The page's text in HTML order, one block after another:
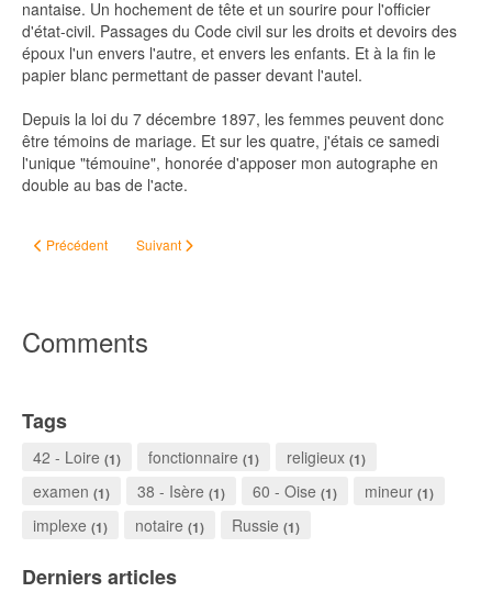
nantaise. Un hochement de tête et un sourire pour l'officier
d'état-civil. Passages du Code civil sur les droits et devoirs des
époux l'un envers l'autre, et envers les enfants. Et à la fin le
papier blanc permettant de passer devant l'autel.
Depuis la loi du 7 décembre 1897, les femmes peuvent donc
être témoins de mariage. Et sur les quatre, j'étais ce samedi
l'unique "témouine", honorée d'apposer mon autographe en
double au bas de l'acte.
Article précédent : Les COVEZ de Labuissière
Précédent Article suivant : Retour aux sources
Suivant
Comments
Tags
42 - Loire (1) fonctionnaire (1) religieux (1)
examen (1) 38 - Isère (1) 60 - Oise (1) mineur (1)
implexe (1) notaire (1) Russie (1)
Derniers articles